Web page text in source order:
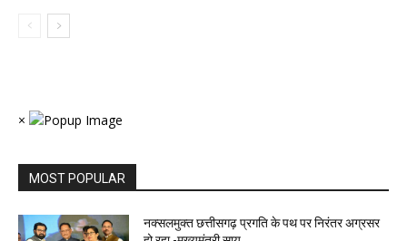
×
MOST POPULAR
नक्सलमुक्त छत्तीसगढ़ प्रगति के पथ पर निरंतर अग्रसर